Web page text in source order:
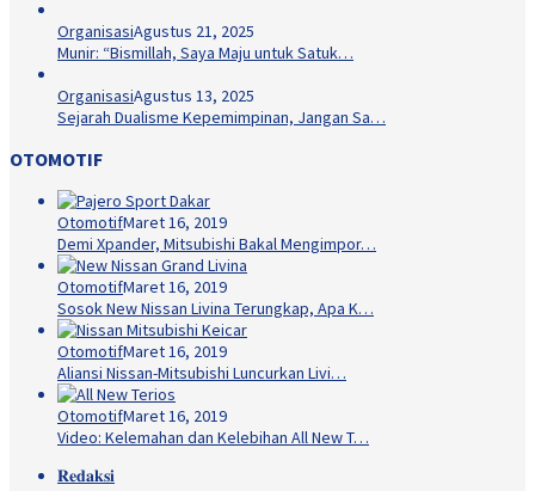
OrganisasiAgustus 21, 2025
Munir: “Bismillah, Saya Maju untuk Satuk…
OrganisasiAgustus 13, 2025
Sejarah Dualisme Kepemimpinan, Jangan Sa…
OTOMOTIF
OtomotifMaret 16, 2019
Demi Xpander, Mitsubishi Bakal Mengimpor…
OtomotifMaret 16, 2019
Sosok New Nissan Livina Terungkap, Apa K…
OtomotifMaret 16, 2019
Aliansi Nissan-Mitsubishi Luncurkan Livi…
OtomotifMaret 16, 2019
Video: Kelemahan dan Kelebihan All New T…
𝐑𝐞𝐝𝐚𝐤𝐬𝐢